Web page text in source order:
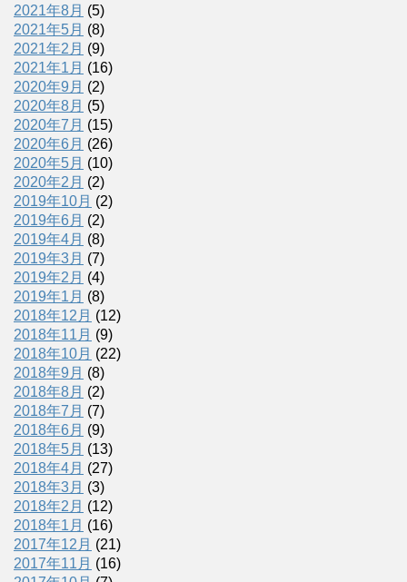
2021年8月 (5)
2021年5月 (8)
2021年2月 (9)
2021年1月 (16)
2020年9月 (2)
2020年8月 (5)
2020年7月 (15)
2020年6月 (26)
2020年5月 (10)
2020年2月 (2)
2019年10月 (2)
2019年6月 (2)
2019年4月 (8)
2019年3月 (7)
2019年2月 (4)
2019年1月 (8)
2018年12月 (12)
2018年11月 (9)
2018年10月 (22)
2018年9月 (8)
2018年8月 (2)
2018年7月 (7)
2018年6月 (9)
2018年5月 (13)
2018年4月 (27)
2018年3月 (3)
2018年2月 (12)
2018年1月 (16)
2017年12月 (21)
2017年11月 (16)